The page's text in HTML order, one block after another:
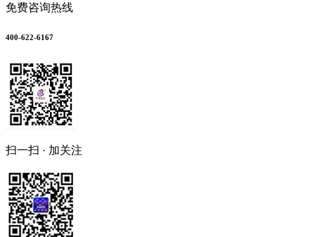
免费咨询热线
400-622-6167
扫一扫 · 加关注